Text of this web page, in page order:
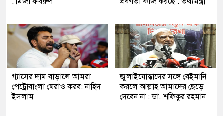
গ্যাসের দাম বাড়ালে আমরা
পেট্রোবাংলা ঘেরাও করব: নাহিদ
ইসলাম
জুলাইযোদ্ধাদের সঙ্গে বেইমানি
করলে আল্লাহ আমাদের ছেড়ে
দেবেন না : ডা. শফিকুর রহমান